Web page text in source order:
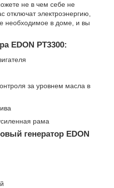
не в чем себе не
отключат электроэнергию,
необходимое в доме, и вы
EDON PT3300:
за уровнем масла в
рама
генератор EDON